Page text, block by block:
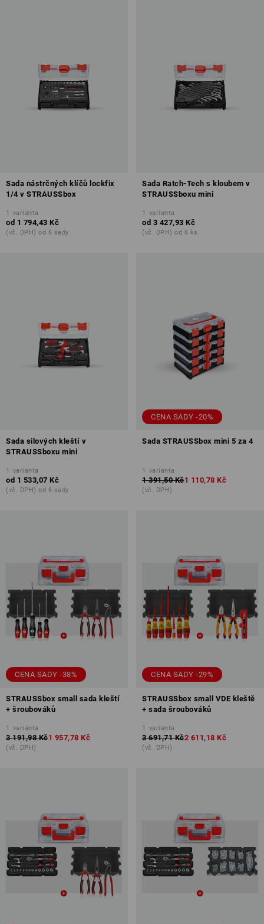
Sada nástrčných klíčů lockfix
1/4 v STRAUSSbox
1 varianta
od 1 794,43 Kč
(vč. DPH) od 6 sady
Sada Ratch-Tech s kloubem v
STRAUSSboxu mini
1 varianta
od 3 427,93 Kč
(vč. DPH) od 6 ks
Sada silových kleští v
STRAUSSboxu mini
1 varianta
od 1 533,07 Kč
(vč. DPH) od 6 sady
CENA SADY -20%
Sada STRAUSSbox mini 5 za 4
1 varianta
1 391,50 Kč1 110,78 Kč
(vč. DPH)
CENA SADY -38%
STRAUSSbox small sada kleští
+ šroubováků
1 varianta
3 191,98 Kč1 957,78 Kč
(vč. DPH)
CENA SADY -29%
STRAUSSbox small VDE kleště
+ sada šroubováků
1 varianta
3 691,71 Kč2 611,18 Kč
(vč. DPH)